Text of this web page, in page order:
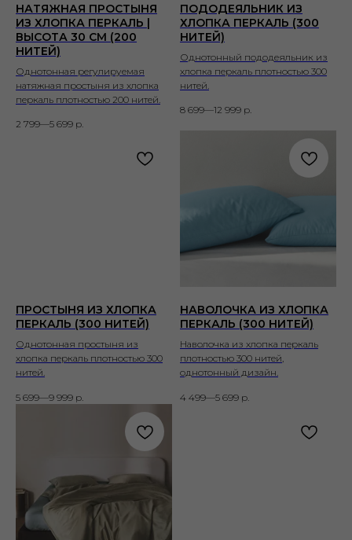
НАТЯЖНАЯ ПРОСТЫНЯ
ИЗ ХЛОПКА ПЕРКАЛЬ |
ВЫСОТА 30 СМ (200
НИТЕЙ)
Однотонная регулируемая
натяжная простыня из хлопка
перкаль плотностью 200 нитей.
2 799—5 699 р.
ПОДОДЕЯЛЬНИК ИЗ
ХЛОПКА ПЕРКАЛЬ (300
НИТЕЙ)
Однотонный пододеяльник из
хлопка перкаль плотностью 300
нитей.
8 699—12 999 р.
ПРОСТЫНЯ ИЗ ХЛОПКА
ПЕРКАЛЬ (300 НИТЕЙ)
Однотонная простыня из
хлопка перкаль плотностью 300
нитей.
5 699—9 999 р.
НАВОЛОЧКА ИЗ ХЛОПКА
ПЕРКАЛЬ (300 НИТЕЙ)
Наволочка из хлопка перкаль
плотностью 300 нитей,
однотонный дизайн.
4 499—5 699 р.